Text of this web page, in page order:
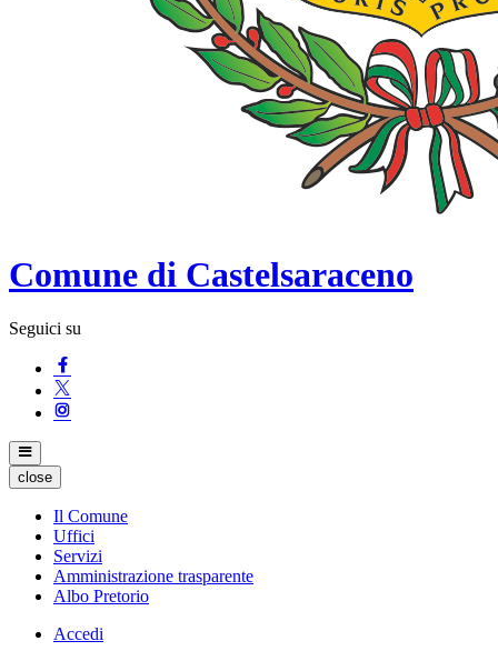
Comune di Castelsaraceno
Seguici su
close
Il Comune
Uffici
Servizi
Amministrazione trasparente
Albo Pretorio
Accedi